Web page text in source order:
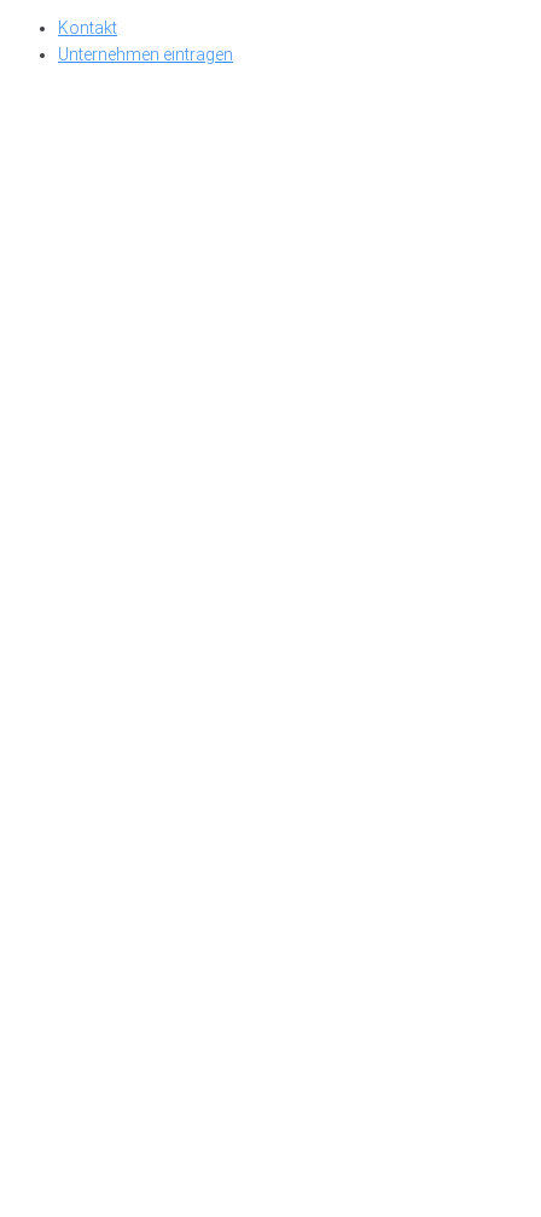
Kontakt
Unternehmen eintragen